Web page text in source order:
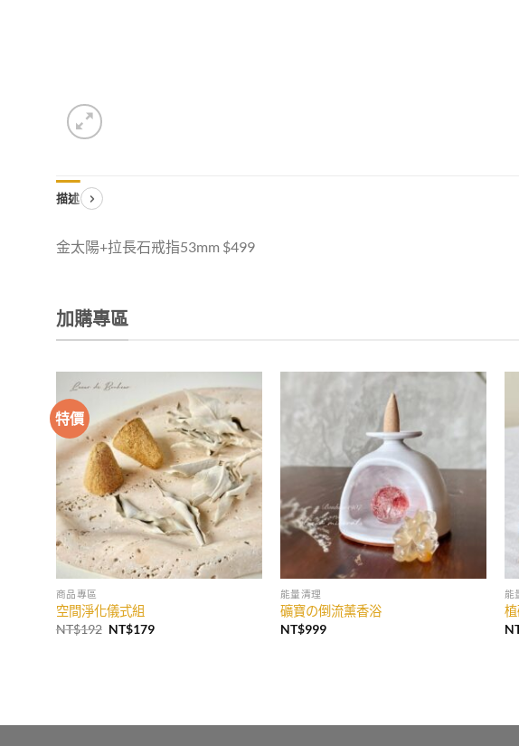
描述
金太陽+拉長石戒指53mm $499
加購專區
特價
商品專區
空間淨化儀式組
NT$192 原
NT$179目
能量清理
礦寶の倒流薰香浴
NT$999
能